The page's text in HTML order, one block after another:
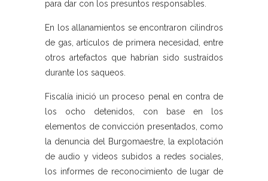
para dar con los presuntos responsables.
En los allanamientos se encontraron cilindros
de gas, artículos de primera necesidad, entre
otros artefactos que habrían sido sustraídos
durante los saqueos.
Fiscalía inició un proceso penal en contra de
los ocho detenidos, con base en los
elementos de convicción presentados, como
la denuncia del Burgomaestre, la explotación
de audio y videos subidos a redes sociales,
los informes de reconocimiento de lugar de